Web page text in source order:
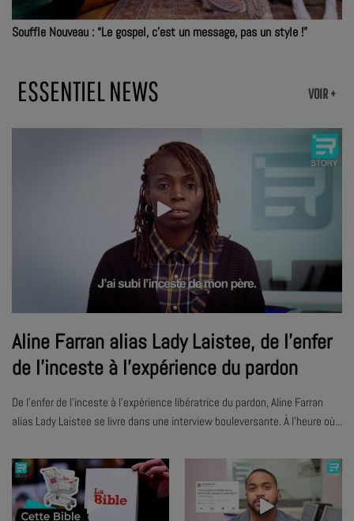
Souffle Nouveau : “Le gospel, c'est un message, pas un style !”
VOIR +
ESSENTIEL NEWS
Aline Farran alias Lady Laistee, de l'enfer
de l'inceste à l'expérience du pardon
De l'enfer de l'inceste à l'expérience libératrice du pardon, Aline Farran
alias Lady Laistee se livre dans une interview bouleversante. À l'heure où...